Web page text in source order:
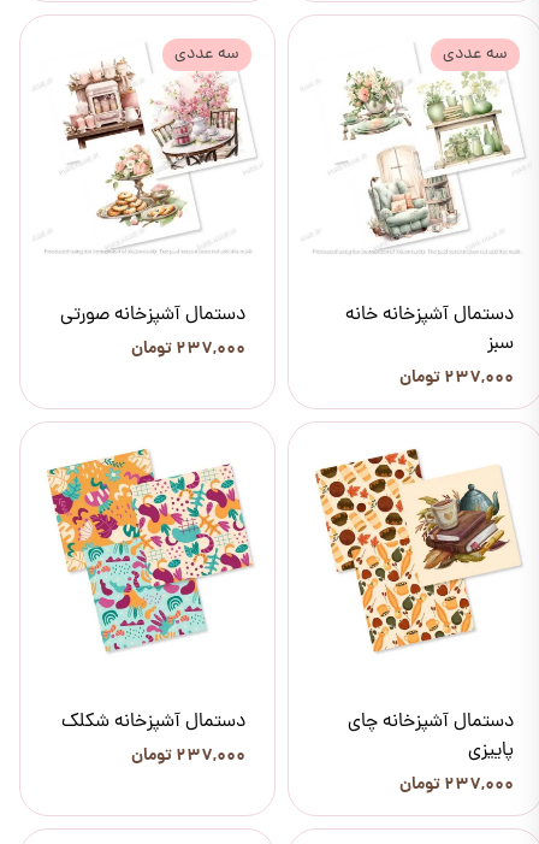
دستمال آشپزخانه خانه
سبز
۲۳۷,۰۰۰ تومان
سه عددی
دستمال آشپزخانه صورتی
۲۳۷,۰۰۰ تومان
سه عددی
دستمال آشپزخانه چای
پاییزی
۲۳۷,۰۰۰ تومان
دستمال آشپزخانه شکلک
۲۳۷,۰۰۰ تومان